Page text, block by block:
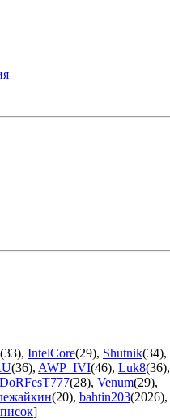
(33), IntelCore(29), Shutnik(34),
(36), AWP_IVI(46), Luk8(36),
(28), Venum(29),
(20), bahtin203(2026),
]